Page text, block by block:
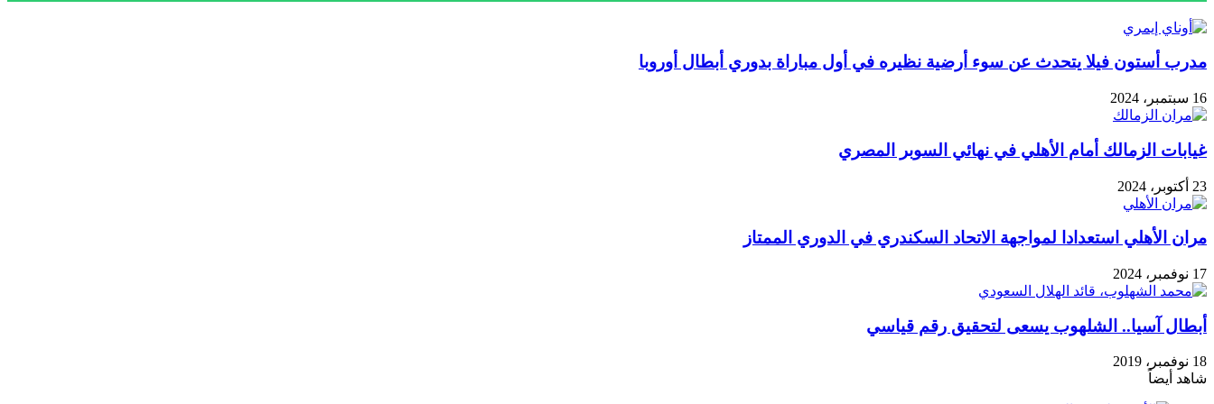
مدرب أستون فيلا يتحدث عن سوء أرضية نظيره في أول مباراة بدوري أبطال أوروبا
16 سبتمبر، 2024
غيابات الزمالك أمام الأهلي في نهائي السوبر المصري
23 أكتوبر، 2024
مران الأهلي استعدادا لمواجهة الاتحاد السكندري في الدوري الممتاز
17 نوفمبر، 2024
أبطال آسيا.. الشلهوب يسعى لتحقيق رقم قياسي
18 نوفمبر، 2019
شاهد أيضاً